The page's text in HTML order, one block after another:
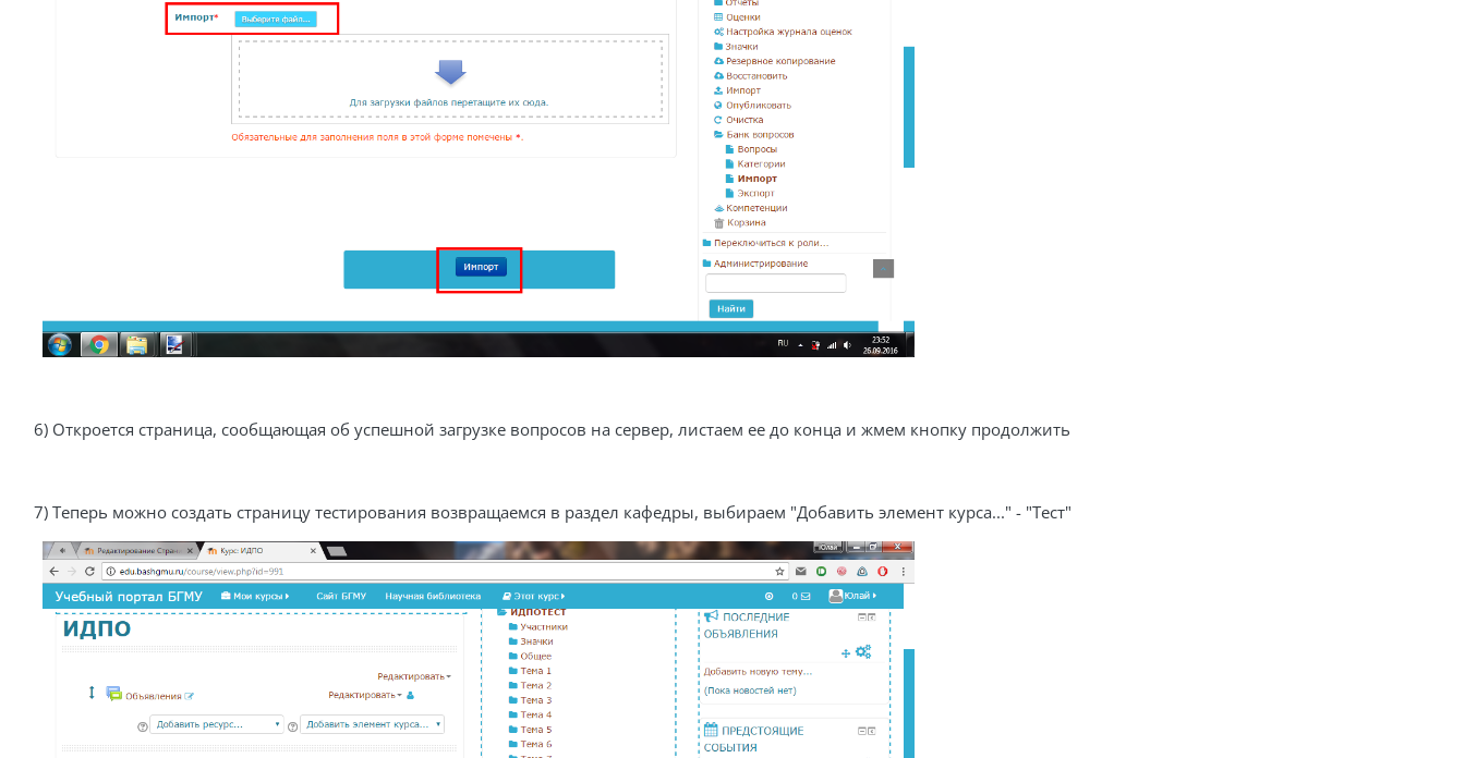
6) Откроется страница, сообщающая об успешной загрузке вопросов на сервер, листаем ее до конца и жмем кнопку продолжить
7) Теперь можно создать страницу тестирования возвращаемся в раздел кафедры, выбираем "Добавить элемент курса..." - "Тест"